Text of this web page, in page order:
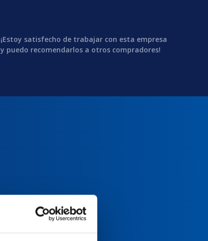
¡Estoy satisfecho de trabajar con esta empresa
y puedo recomendarlos a otros compradores!